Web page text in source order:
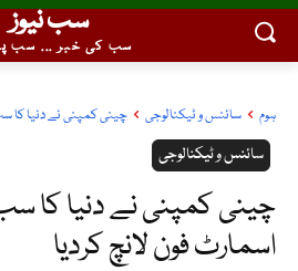
سب نیوز
سب کی خبر ... سب
ہوم سائنس و ٹیکنالوجی چینی کمپنی نے دنیا کا
سائنس و ٹیکنالوجی
چینی کمپنی نے دنیا کا
اسمارٹ فون لانچ کردیا